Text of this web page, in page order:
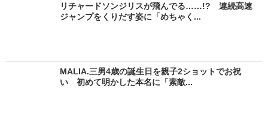
リチャードソンジリスが飛んでる……!? 連続高速
ジャンプをくりだす姿に「めちゃく...
MALIA.三男4歳の誕生日を親子2ショットでお祝
い 初めて明かした本名に「素敵...